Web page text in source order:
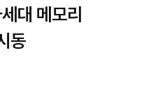
대 메모리
동